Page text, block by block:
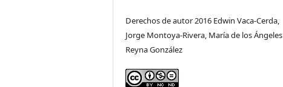
Derechos de autor 2016 Edwin Vaca-Cerda,
Jorge Montoya-Rivera, María de los Ángeles
Reyna González